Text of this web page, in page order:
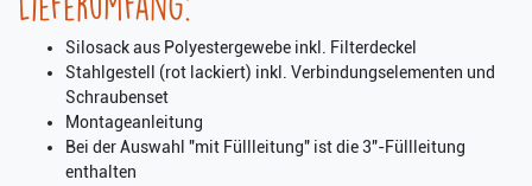
Silosack aus Polyestergewebe inkl. Filterdeckel
Stahlgestell (rot lackiert) inkl. Verbindungselementen und
Schraubenset
Montageanleitung
Bei der Auswahl "mit Füllleitung" ist die 3"-Füllleitung
enthalten